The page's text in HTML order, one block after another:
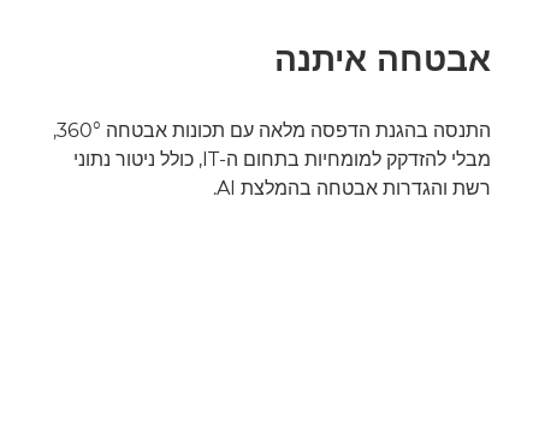
אבטחה איתנה
התנסה בהגנת הדפסה מלאה עם תכונות אבטחה 360°,
מבלי להזדקק למומחיות בתחום ה-IT, כולל ניטור נתוני
רשת והגדרות אבטחה בהמלצת AI.